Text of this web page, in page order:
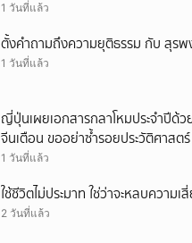
1 วันที่แล้ว
ตั้งคำถามถึงความยุติธรรม กับ สุรพ
1 วันที่แล้ว
ญี่ปุ่นเผยเอกสารกลาโหมประจำปีด้
จีนเตือน ขออย่าซ้ำรอยประวัติศาสตร์
1 วันที่แล้ว
ใช้ชีวิตไม่ประมาท ใช่ว่าจะหลบความ
2 วันที่แล้ว